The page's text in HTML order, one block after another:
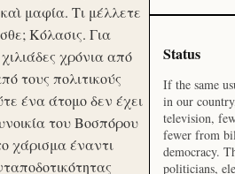
μαφία. Τι μέλλετε
Κόλασις. Για
χρόνια από
τους πολιτικούς
ένα άτομο δεν έχει
του Βοσπόρου
χάρισμα έναντι
Status
If the same
in our
television,
fewer from
democracy.
politicians,